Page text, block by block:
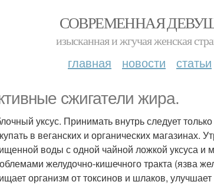
СОВРЕМЕННАЯ
изысканная и жгучая женская
главная новости статьи
сжигатели жира.
уксус. Принимать внутрь следует
в веганских и органических магазинах.
воды с одной чайной ложкой уксуса
желудочно-кишечного тракта (язва
организм от токсинов и шлаков,